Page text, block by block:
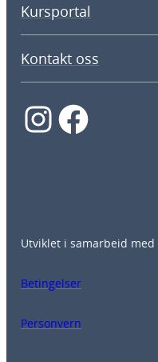
Kursportal
Kontakt oss
InstagramFacebook
Utviklet i samarbeid med
Betingelser
Personvern